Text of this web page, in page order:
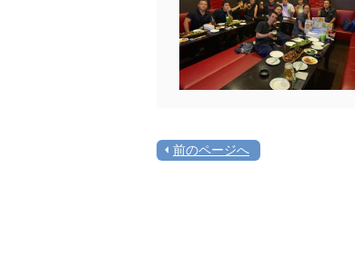
前のページへ